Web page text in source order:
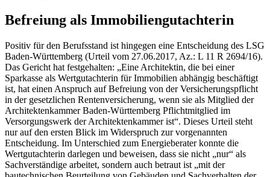
Befreiung als Immobiliengutachterin
Positiv für den Berufsstand ist hingegen eine Entscheidung des LSG
Baden-Württemberg (Urteil vom 27.06.2017, Az­.: L 11 R 2694/16)­.
Das Gericht hat festgehalten: „Eine Architektin, die bei einer
Sparkasse als Wertgutachterin für Immobilien abhängig beschäftigt
ist, hat einen Anspruch auf Befreiung von der Versicherungspflicht
in der gesetzlichen Rentenversicherung, wenn sie als Mitglied der
Architektenkammer Baden-Württemberg Pflichtmitglied im
Versorgungswerk der Architektenkammer ist­“. Dieses Urteil steht
nur auf den ersten Blick im Widerspruch zur vorgenannten
Entscheidung. Im Unterschied zum Energieberater konnte die
Wertgutachterin darlegen und beweisen, dass sie nicht „nur“ als
Sachverständige arbeitet, sondern auch betraut ist „mit der